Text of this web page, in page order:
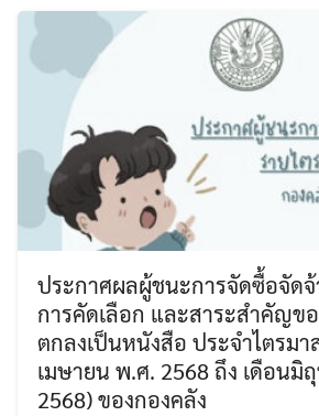
ประกาศผลผู้ชนะการจัดซื้อจัดจ้
การคัดเลือก และสาระสำคัญ
ตกลงเป็นหนังสือ ประจำไตรมา
เมษายน พ.ศ. 2568 ถึง เดือนมิ
2568) ของกองคลัง